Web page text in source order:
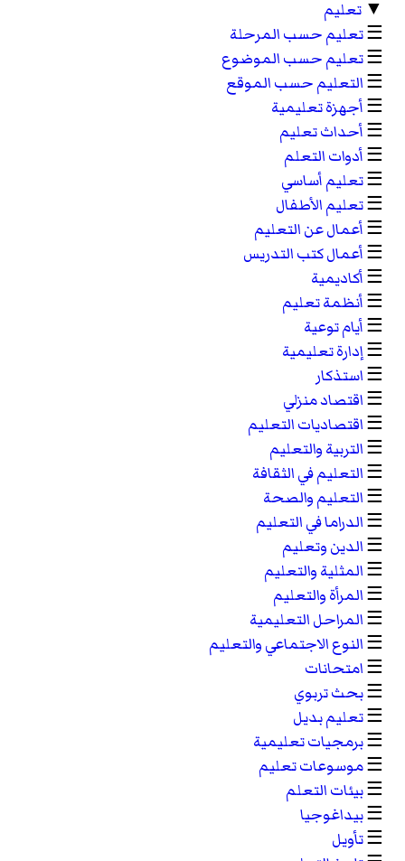
▼ تعليم
☰تعليم حسب المرحلة
☰تعليم حسب الموضوع
☰التعليم حسب الموقع
☰أجهزة تعليمية
☰أحداث تعليم
☰أدوات التعلم
☰تعليم أساسي
☰تعليم الأطفال
☰أعمال عن التعليم
☰أعمال كتب التدريس
☰أكاديمية
☰أنظمة تعليم
☰أيام توعية
☰إدارة تعليمية
☰استذكار
☰اقتصاد منزلي
☰اقتصاديات التعليم
☰التربية والتعليم
☰التعليم في الثقافة
☰التعليم والصحة
☰الدراما في التعليم
☰الدين وتعليم
☰المثلية والتعليم
☰المرأة والتعليم
☰المراحل التعليمية
☰النوع الاجتماعي والتعليم
☰امتحانات
☰بحث تربوي
☰تعليم بديل
☰برمجيات تعليمية
☰موسوعات تعليم
☰بيئات التعلم
☰بيداغوجيا
☰تأويل